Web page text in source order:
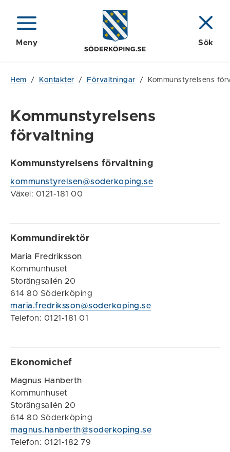
Meny Sök
Hem / Kontakter / Förvaltningar / Kommunstyrelsens
Kommunstyrelsens
förvaltning
Kommunstyrelsens förvaltning
kommunstyrelsen@soderkoping.se
Växel: 0121-181 00
Kommundirektör
Maria Fredriksson
Kommunhuset
Storängsallén 20
614 80 Söderköping
maria.fredriksson@soderkoping.se
Telefon: 0121-181 01
Ekonomichef
Magnus Hanberth
Kommunhuset
Storängsallén 20
614 80 Söderköping
magnus.hanberth@soderkoping.se
Telefon: 0121-182 79